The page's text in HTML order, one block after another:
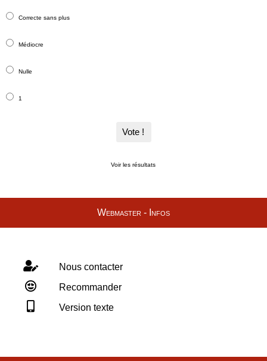
Correcte sans plus
Médiocre
Nulle
1
Vote !
Voir les résultats
Webmaster - Infos
Nous contacter
Recommander
Version texte